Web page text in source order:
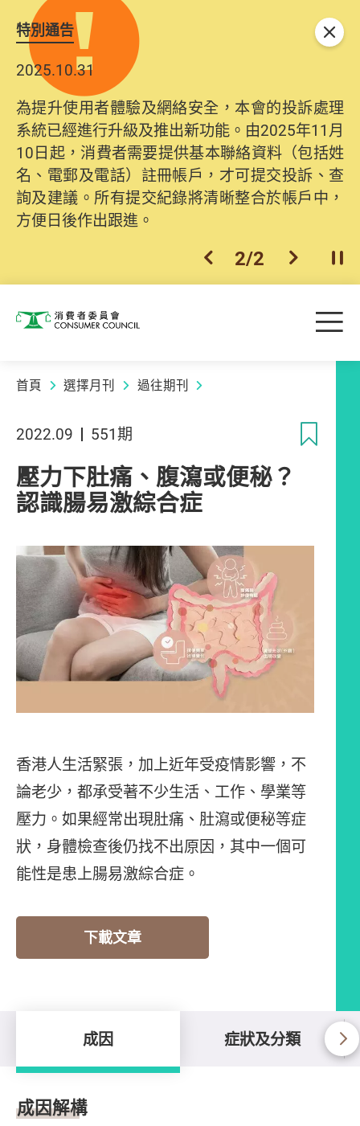
特別通告
2025.10.31
為提升使用者體驗及網絡安全，本會的投訴處理
系統已經進行升級及推出新功能。由2025年11月
10日起，消費者需要提供基本聯絡資料（包括姓
名、電郵及電話）註冊帳戶，才可提交投訴、查
詢及建議。所有提交紀錄將清晰整合於帳戶中，
方便日後作出跟進。
上一個
2/2 下一個開
關閉
消費者委員會 目
首頁 選擇月刊 過往期刊
2022.09 551期
壓力下肚痛、腹瀉或便秘？
認識腸易激綜合症
香港人生活緊張，加上近年受疫情影響，不
論老少，都承受著不少生活、工作、學業等
壓力。如果經常出現肚痛、肚瀉或便秘等症
狀，身體檢查後仍找不出原因，其中一個可
能性是患上腸易激綜合症。
下載文章
成因 症狀及分類
成因
成因解構